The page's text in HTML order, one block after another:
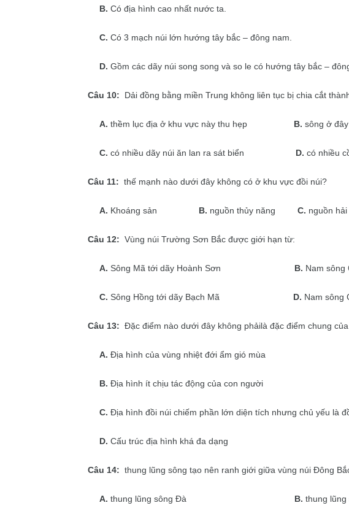
B. Có địa hình cao nhất nước ta.
C. Có 3 mạch núi lớn hướng tây bắc – đông nam.
D. Gồm các dãy núi song song và so le có hướng tây bắc –
Câu 10: Dải đồng bằng miền Trung không liên tục bị chia cắt
A. thềm lục địa ở khu vực này thu hẹp B. sông ở
C. có nhiều dãy núi ăn lan ra sát biển D. có nhiều
Câu 11: thế mạnh nào dưới đây không có ở khu vực đồi núi?
A. Khoáng sản B. nguồn thủy năng C. nguồn hải
Câu 12: Vùng núi Trường Sơn Bắc được giới hạn từ:
A. Sông Mã tới dãy Hoành Sơn B. Nam sông
C. Sông Hồng tới dãy Bạch Mã D. Nam sông
Câu 13: Đặc điểm nào dưới đây không phảilà đặc điểm chung
A. Địa hình của vùng nhiệt đới ẩm gió mùa
B. Địa hình ít chịu tác động của con người
C. Địa hình đồi núi chiếm phần lớn diện tích nhưng chủ yếu là
D. Cấu trúc địa hình khá đa dạng
Câu 14: thung lũng sông tạo nên ranh giới giữa vùng núi Đông
A. thung lũng sông Đà B. thung lũng